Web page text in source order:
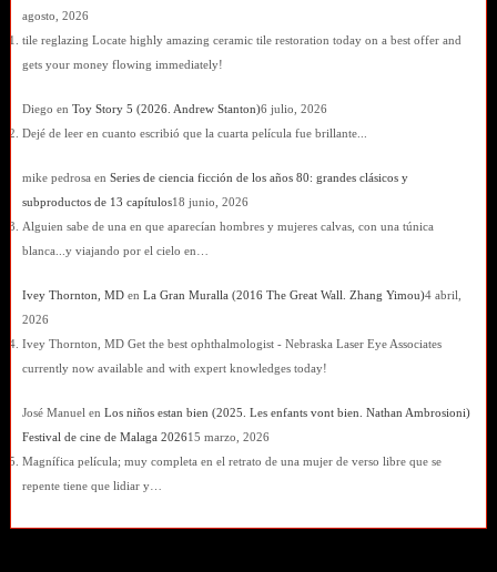
agosto, 2026
tile reglazing Locate highly amazing ceramic tile restoration today on a best offer and
gets your money flowing immediately!
Diego en Toy Story 5 (2026. Andrew Stanton)6 julio, 2026
Dejé de leer en cuanto escribió que la cuarta película fue brillante...
mike pedrosa en Series de ciencia ficción de los años 80: grandes clásicos y
subproductos de 13 capítulos18 junio, 2026
Alguien sabe de una en que aparecían hombres y mujeres calvas, con una túnica
blanca...y viajando por el cielo en…
Ivey Thornton, MDen La Gran Muralla (2016 The Great Wall. Zhang Yimou)4 abril,
2026
Ivey Thornton, MD Get the best ophthalmologist - Nebraska Laser Eye Associates
currently now available and with expert knowledges today!
José Manuel en Los niños estan bien (2025. Les enfants vont bien. Nathan Ambrosioni)
Festival de cine de Malaga 202615 marzo, 2026
Magnífica película; muy completa en el retrato de una mujer de verso libre que se
repente tiene que lidiar y…